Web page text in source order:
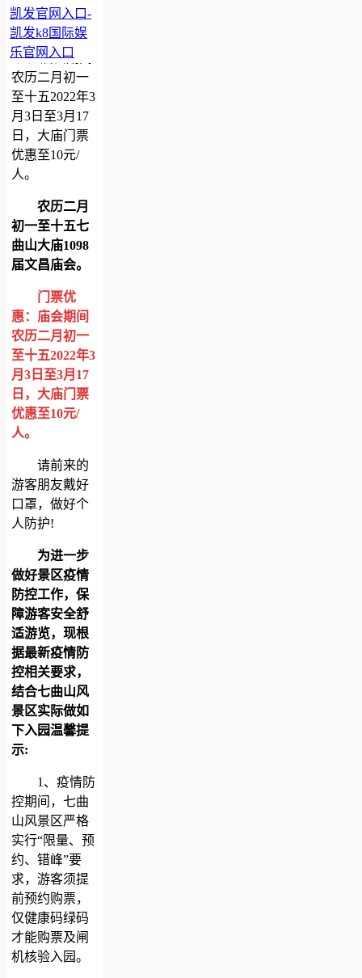
凯发官网入口-
凯发k8国际娱
乐官网入口
绵阳七曲山风景区文昌庙会门票优
惠活动-凯发官网入口
2022-03-03 16:21 本地宝综合
导语庙会期间
农历二月初一
至十五2022年3
月3日至3月17
日，大庙门票
优惠至10元/
人。
农历二月
初一至十五七
曲山大庙1098
届文昌庙会。
门票优
惠：庙会期间
农历二月初一
至十五2022年3
月3日至3月17
日，大庙门票
优惠至10元/
人。
请前来的
游客朋友戴好
口罩，做好个
人防护!
为进一步
做好景区疫情
防控工作，保
障游客安全舒
适游览，现根
据最新疫情防
控相关要求，
结合七曲山风
景区实际做如
下入园温馨提
示:
1、疫情防
控期间，七曲
山风景区严格
实行“限量、预
约、错峰”要
求，游客须提
前预约购票，
仅健康码绿码
才能购票及闸
机核验入园。